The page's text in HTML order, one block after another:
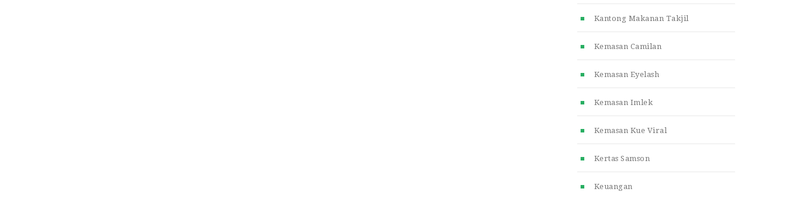
Kantong Makanan Takjil
Kemasan Camilan
Kemasan Eyelash
Kemasan Imlek
Kemasan Kue Viral
Kertas Samson
Keuangan